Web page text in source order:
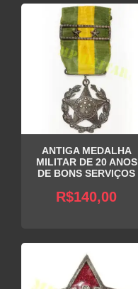
ANTIGA MEDALHA
MILITAR DE 20 ANOS
DE BONS SERVIÇOS
R$140,00